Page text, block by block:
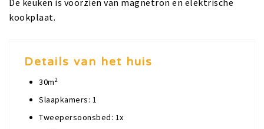
De keuken is voorzien van magnetron en elektrische
kookplaat.
Details van het huis
30m2
Slaapkamers: 1
Tweepersoonsbed: 1x